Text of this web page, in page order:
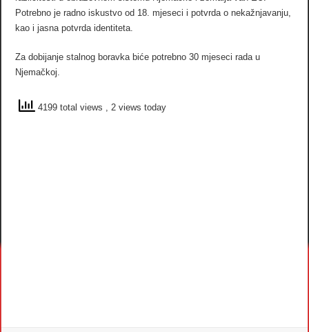
Potrebno je radno iskustvo od 18. mjeseci i potvrda o nekažnjavanju,
kao i jasna potvrda identiteta.
Za dobijanje stalnog boravka biće potrebno 30 mjeseci rada u
Njemačkoj.
4199 total views , 2 views today